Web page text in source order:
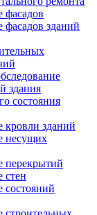
фасадов
фасадов зданий
здания
состояния
кровли зданий
несущих
перекрытий
стен
состояний